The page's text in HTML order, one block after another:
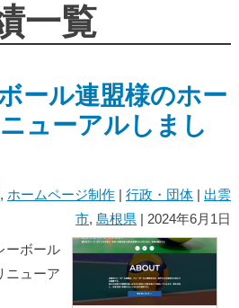
一覧
ール連盟様のホー
ューアルしまし
, ホームページ制作 |行政・団体 | 出雲
市,島根県 | 2024年6月1日
ーボール
ニューア